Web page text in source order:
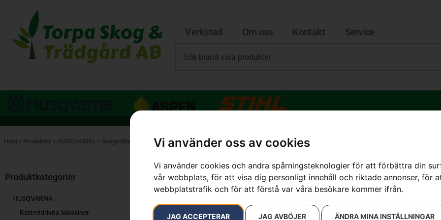
Vi använder oss av cookies
Vi använder cookies och andra spårningsteknologier för att förbättra din
vår webbplats, för att visa dig personligt innehåll och riktade annonser, för
webbplatstrafik och för att förstå var våra besökare kommer ifrån.
JAG ACCEPTERAR JAG AVBÖJER ÄNDRA MINA INSTÄLLNINGAR
Verkstad Om oss Kontakt Service
Hem » Produkter » HUSQVARNA » Skogstillbehör Dunkar
Produktkategorier
HUSQVARNA
Batteridrivna Maskiner
Visar alla 10 resultat